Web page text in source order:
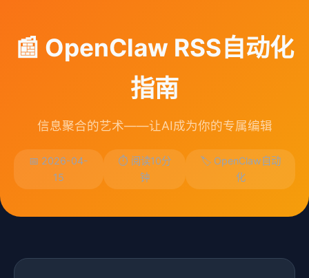
📰 OpenClaw RSS自动化
指南
信息聚合的艺术——让AI成为你的专属编辑
📅 2026-04-
15
⏱️ 阅读10分
钟
🏷️ OpenClaw自动
化